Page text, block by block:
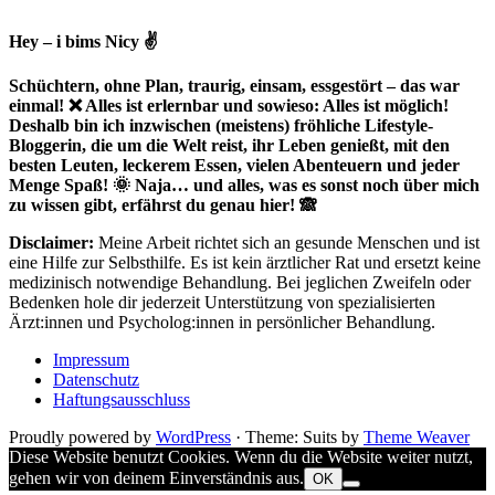
Hey – i bims Nicy ✌
Schüchtern, ohne Plan, traurig, einsam, essgestört – das war
einmal! ❌ Alles ist erlernbar und sowieso: Alles ist möglich!
Deshalb bin ich inzwischen (meistens) fröhliche Lifestyle-
Bloggerin, die um die Welt reist, ihr Leben genießt, mit den
besten Leuten, leckerem Essen, vielen Abenteuern und jeder
Menge Spaß! 🌞 Naja… und alles, was es sonst noch über mich
zu wissen gibt, erfährst du genau hier! 🙈
Disclaimer: Meine Arbeit richtet sich an gesunde Menschen und ist
eine Hilfe zur Selbsthilfe. Es ist kein ärztlicher Rat und ersetzt keine
medizinisch notwendige Behandlung. Bei jeglichen Zweifeln oder
Bedenken hole dir jederzeit Unterstützung von spezialisierten
Ärzt:innen und Psycholog:innen in persönlicher Behandlung.
Impressum
Datenschutz
Haftungsausschluss
Proudly powered by WordPress · Theme: Suits by Theme Weaver
Diese Website benutzt Cookies. Wenn du die Website weiter nutzt,
gehen wir von deinem Einverständnis aus. OK